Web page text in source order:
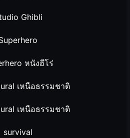
Ghibli
หนังฮีโร่
เหนือธรรมชาติ
เหนือธรรมชาติ
survival